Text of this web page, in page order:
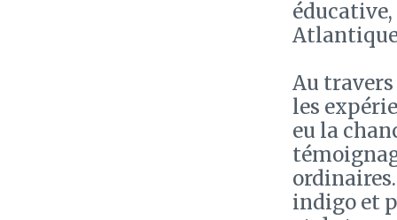
Atlantique
Au
les
eu la
indigo et